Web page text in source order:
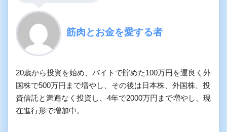
筋肉とお金を愛する者
20歳から投資を始め、バイトで貯めた100万円を運良く外
国株で500万円まで増やし、その後は日本株、外国株、投
資信託と満遍なく投資し、4年で2000万円まで増やし、現
在進行形で増加中。